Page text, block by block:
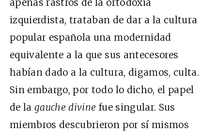
izquierdista, trataban de dar a la cultura
popular española una modernidad
equivalente a la que sus antecesores
habían dado a la cultura, digamos, culta.
Sin embargo, por todo lo dicho, el papel
de lagauche divine fue singular. Sus
miembros descubrieron por sí mismos